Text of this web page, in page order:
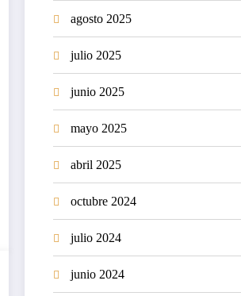
agosto 2025
julio 2025
junio 2025
mayo 2025
abril 2025
octubre 2024
julio 2024
junio 2024